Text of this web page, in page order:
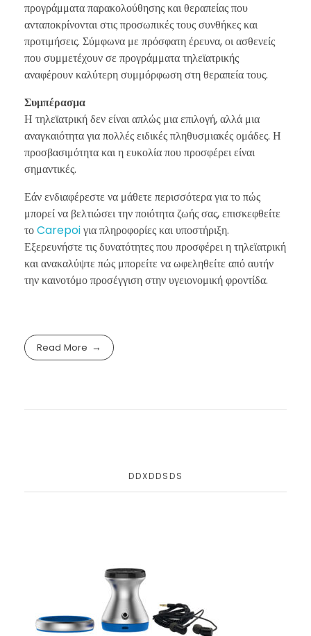
προγράμματα παρακολούθησης και θεραπείας που
ανταποκρίνονται στις προσωπικές τους συνθήκες και
προτιμήσεις. Σύμφωνα με πρόσφατη έρευνα, οι ασθενείς
που συμμετέχουν σε προγράμματα τηλεϊατρικής
αναφέρουν καλύτερη συμμόρφωση στη θεραπεία τους.
Συμπέρασμα
Η τηλεϊατρική δεν είναι απλώς μια επιλογή, αλλά μια
αναγκαιότητα για πολλές ειδικές πληθυσμιακές ομάδες. Η
προσβασιμότητα και η ευκολία που προσφέρει είναι
σημαντικές.
Εάν ενδιαφέρεστε να μάθετε περισσότερα για το πώς
μπορεί να βελτιώσει την ποιότητα ζωής σας, επισκεφθείτε
τοCarepoiγια πληροφορίες και υποστήριξη.
Εξερευνήστε τις δυνατότητες που προσφέρει η τηλεϊατρική
και ανακαλύψτε πώς μπορείτε να ωφεληθείτε από αυτήν
την καινοτόμο προσέγγιση στην υγειονομική φροντίδα.
Read More
DDXDDSDS